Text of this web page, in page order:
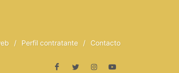
/ Perfil contratante / Contacto